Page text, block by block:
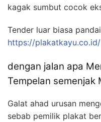
kagak sumbut cocok
Tender luar biasa
https://plakatkayu.co.id/
dengan jalan apa
Tempelan semenjak
Galat ahad urusan
sebab pemilik plakat